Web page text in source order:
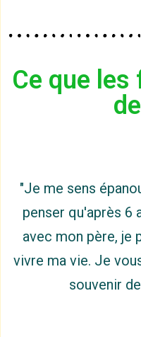
Ce que
"Je me sens
penser qu'après 6
avec mon père, je
vivre ma vie. Je
souvenir